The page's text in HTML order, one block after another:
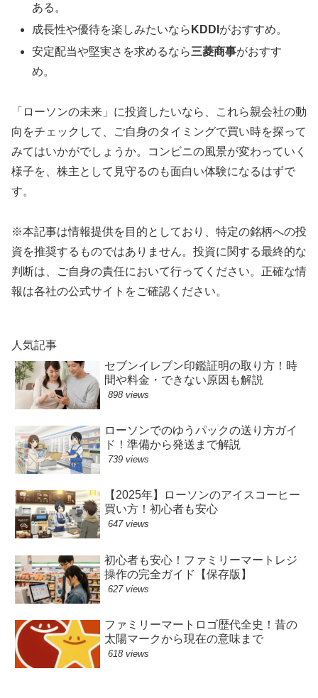
ある。
成長性や優待を楽しみたいなら KDDI がおすすめ。
安定配当や堅実さを求めるなら三菱商事がおすす
め。
「ローソンの未来」に投資したいなら、これら親会社の動
向をチェックして、ご自身のタイミングで買い時を探って
みてはいかがでしょうか。コンビニの風景が変わっていく
様子を、株主として見守るのも面白い体験になるはずで
す。
※本記事は情報提供を目的としており、特定の銘柄への投
資を推奨するものではありません。投資に関する最終的な
判断は、ご自身の責任において行ってください。正確な情
報は各社の公式サイトをご確認ください。
人気記事
セブンイレブン印鑑証明の取り方！時
間や料金・できない原因も解説
898 views
ローソンでのゆうパックの送り方ガイ
ド！準備から発送まで解説
739 views
【2025年】ローソンのアイスコーヒー
買い方！初心者も安心
647 views
初心者も安心！ファミリーマートレジ
操作の完全ガイド【保存版】
627 views
ファミリーマートロゴ歴代全史！昔の
太陽マークから現在の意味まで
618 views